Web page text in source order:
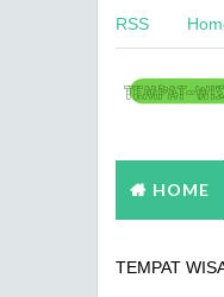
RSS
HOME
TEMPAT